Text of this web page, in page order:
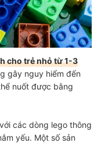
cho trẻ nhỏ từ 1-3
gây nguy hiểm đến
nuốt được bằng
các dòng lego thông
yếu. Một số sản